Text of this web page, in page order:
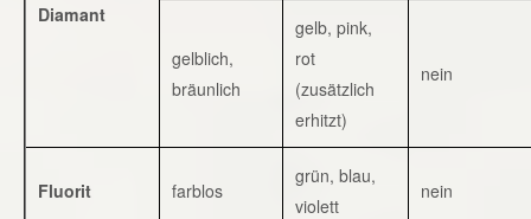
Diamant
gelblich,
bräunlich
gelb, pink,
rot
(zusätzlich
erhitzt)
nein
Fluorit farblos
grün, blau,
violett
nein